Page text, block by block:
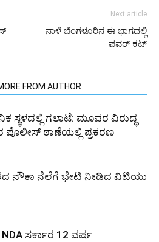
Next article
ನಾಳೆ ಬೆಂಗಳೂರಿನ ಈ ಭಾಗದಲ್ಲಿ
ಪವರ್ ಕಟ್
FROM AUTHOR
ಸ್ಥಳದಲ್ಲಿ ಗಲಾಟೆ: ಮೂವರ ವಿರುದ್ಧ
ಠಾಣೆಯಲ್ಲಿ ಪ್ರಕರಣ
ನೌಕಾ ನೆಲೆಗೆ ಭೇಟಿ ನೀಡಿದ ವಿಟಿಯು
NDA ಸರ್ಕಾರ 12 ವರ್ಷ